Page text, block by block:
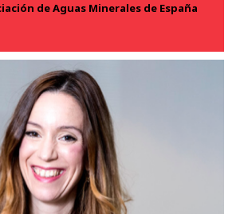
de Aguas Minerales de España